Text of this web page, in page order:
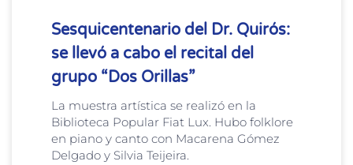
Sesquicentenario del Dr. Quirós:
se llevó a cabo el recital del
grupo “Dos Orillas”
La muestra artística se realizó en la
Biblioteca Popular Fiat Lux. Hubo folklore
en piano y canto con Macarena Gómez
Delgado y Silvia Teijeira.